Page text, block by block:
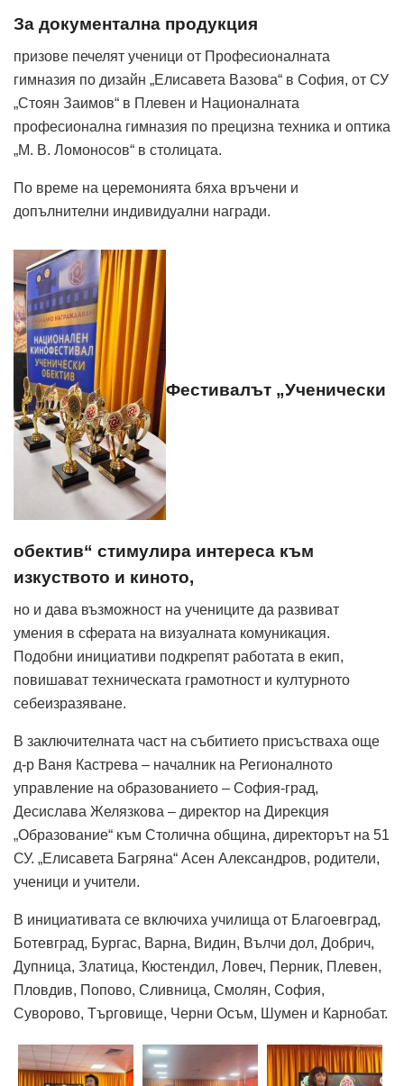
За документална продукция
призове печелят ученици от Професионалната
гимназия по дизайн „Елисавета Вазова“ в София, от СУ
„Стоян Заимов“ в Плевен и Националната
професионална гимназия по прецизна техника и оптика
„М. В. Ломоносов“ в столицата.
По време на церемонията бяха връчени и
допълнителни индивидуални награди.
Фестивалът „Ученически
обектив“ стимулира интереса към
изкуството и киното,
но и дава възможност на учениците да развиват
умения в сферата на визуалната комуникация.
Подобни инициативи подкрепят работата в екип,
повишават техническата грамотност и културното
себеизразяване.
В заключителната част на събитието присъстваха още
д-р Ваня Кастрева – началник на Регионалното
управление на образованието – София-град,
Десислава Желязкова – директор на Дирекция
„Образование“ към Столична община, директорът на 51
СУ. „Елисавета Багряна“ Асен Александров, родители,
ученици и учители.
В инициативата се включиха училища от Благоевград,
Ботевград, Бургас, Варна, Видин, Вълчи дол, Добрич,
Дупница, Златица, Кюстендил, Ловеч, Перник, Плевен,
Пловдив, Попово, Сливница, Смолян, София,
Суворово, Търговище, Черни Осъм, Шумен и Карнобат.